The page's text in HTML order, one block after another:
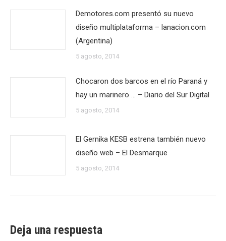
Demotores.com presentó su nuevo
diseño multiplataforma – lanacion.com
(Argentina)
5 agosto, 2014
Chocaron dos barcos en el río Paraná y
hay un marinero … – Diario del Sur Digital
5 agosto, 2014
El Gernika KESB estrena también nuevo
diseño web – El Desmarque
5 agosto, 2014
Deja una respuesta